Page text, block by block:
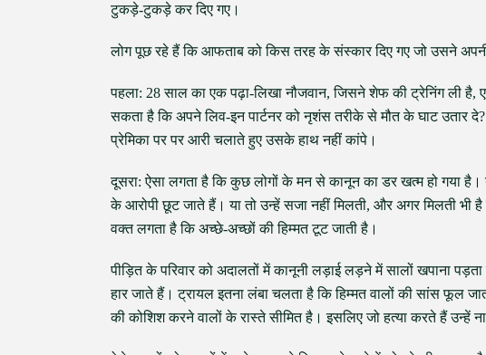
टुकड़े-टुकड़े कर दिए गए।
लोग पूछ रहे हैं कि आफताब को किस तरह के संस्कार दिए गए जो उसने
पहला: 28 साल का एक पढ़ा-लिखा नौजवान, जिसने शेफ की ट्रेनिंग ली
सकता है कि अपने लिव-इन पार्टनर को नृशंस तरीके से मौत के घाट उतार
प्रेमिका पर पर आरी चलाते हुए उसके हाथ नहीं कांपे।
दूसरा: ऐसा लगता है कि कुछ लोगों के मन से कानून का डर खत्म हो गया
के आरोपी छूट जाते हैं। या तो उन्हें सजा नहीं मिलती, और अगर मिलती भी
वक्त लगता है कि अच्छे-अच्छों की हिम्मत टूट जाती है।
पीड़ित के परिवार को अदालतों में कानूनी लड़ाई लड़ने में सालों खपाना
हार जाते हैं। ट्रायल इतना लंबा चलता है कि हिम्मत वालों की सांस फूल
की कोशिश करने वालों के रास्ते सीमित है। इसलिए जो हत्या करते हैं